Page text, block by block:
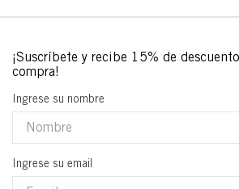
Ingrese su nombre
Ingrese su email